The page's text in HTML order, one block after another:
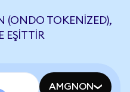
(ONDO TOKENIZED),
EŞITTIR
AMGNON